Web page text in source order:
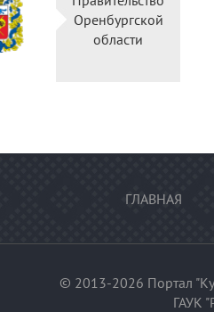
Оренбургской
области
ГЛАВНАЯ
© 2013-2026 Портал
ГАУК